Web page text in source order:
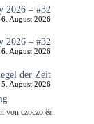
2026 – #32
6. August 2026
2026 – #32
6. August 2026
der Zeit
5. August 2026
von czoczo &